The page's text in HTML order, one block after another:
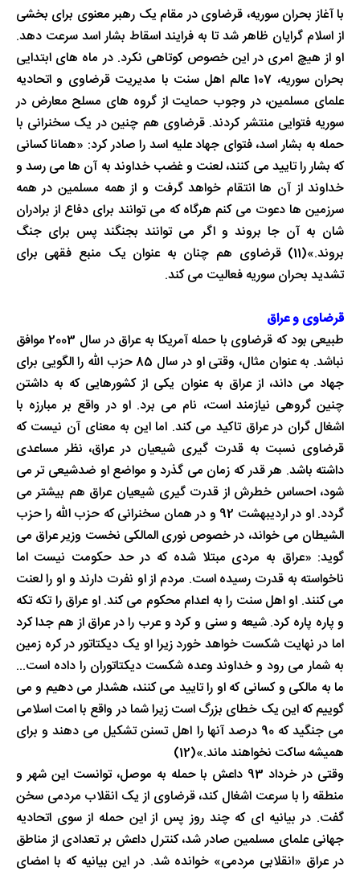
با آغاز بحران سوریه، قرضاوی در مقام یک رهبر معنوی برای بخشی
از اسلام گرایان ظاهر شد تا به فرایند اسقاط بشار اسد سرعت دهد.
او از هیچ امری در این خصوص کوتاهی نکرد. در ماه های ابتدایی
بحران سوریه، 107 عالم اهل سنت با مدیریت قرضاوی و اتحادیه
علمای مسلمین، در وجوب حمایت از گروه های مسلح معارض در
سوریه فتوایی منتشر کردند. قرضاوی هم چنین در یک سخنرانی با
حمله به بشار اسد، فتوای جهاد علیه اسد را صادر کرد: «همانا کسانی
که بشار را تایید می کنند، لعنت و غضب خداوند به آن ها می رسد و
خداوند از آن ها انتقام خواهد گرفت و از همه مسلمین در همه
سرزمین ها دعوت می کنم هرگاه که می توانند برای دفاع از برادران
شان به آن جا بروند و اگر می توانند بجنگند پس برای جنگ
بروند.»(11) قرضاوی هم چنان به عنوان یک منبع فقهی برای
تشدید بحران سوریه فعالیت می کند.
قرضاوی و عراق
طبیعی بود که قرضاوی با حمله آمریکا به عراق در سال 2003 موافق
نباشد. به عنوان مثال، وقتی او در سال 85 حزب الله را الگویی برای
جهاد می داند، از عراق به عنوان یکی از کشورهایی که به داشتن
چنین گروهی نیازمند است، نام می برد. او در واقع بر مبارزه با
اشغال گران در عراق تاکید می کند. اما این به معنای آن نیست که
قرضاوی نسبت به قدرت گیری شیعیان در عراق، نظر مساعدی
داشته باشد. هر قدر که زمان می گذرد و مواضع او ضدشیعی تر می
شود، احساس خطرش از قدرت گیری شیعیان عراق هم بیشتر می
گردد. او در اردیبهشت 92 و در همان سخنرانی که حزب الله را حزب
الشیطان می خواند، در خصوص نوری المالکی نخست وزیر عراق می
گوید: «عراق به مردی مبتلا شده که در حد حکومت نیست اما
ناخواسته به قدرت رسیده است. مردم از او نفرت دارند و او را لعنت
می کنند. او اهل سنت را به اعدام محکوم می کند. او عراق را تکه تکه
و پاره پاره کرد. شیعه و سنی و کرد و عرب را در عراق از هم جدا کرد
اما در نهایت شکست خواهد خورد زیرا او یک دیکتاتور در کره زمین
به شمار می رود و خداوند وعده شکست دیکتاتوران را داده است...
ما به مالکی و کسانی که او را تایید می کنند، هشدار می دهیم و می
گوییم که این یک خطای بزرگ است زیرا شما در واقع با امت اسلامی
می جنگید که 90 درصد آنها را اهل تسنن تشکیل می دهند و برای
همیشه ساکت نخواهند ماند.»(12)
وقتی در خرداد 93 داعش با حمله به موصل، توانست این شهر و
منطقه را با سرعت اشغال کند، قرضاوی از یک انقلاب مردمی سخن
گفت. در بیانیه ای که چند روز پس از این حمله از سوی اتحادیه
جهانی علمای مسلمین صادر شد، کنترل داعش بر تعدادی از مناطق
در عراق «انقلابی مردمی» خوانده شد. در این بیانیه که با امضای